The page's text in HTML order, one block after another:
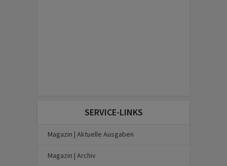
SERVICE-LINKS
Magazin | Aktuelle Ausgaben
Magazin | Archiv